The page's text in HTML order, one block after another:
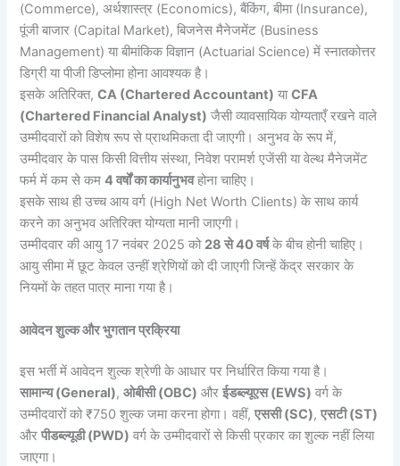
(Commerce), अर्थशास्त्र (Economics), बैंकिंग, बीमा (Insurance),
पूंजी बाजार (Capital Market), बिजनेस मैनेजमेंट (Business
Management) या बीमांकिक विज्ञान (Actuarial Science) में स्नातकोत्तर
डिग्री या पीजी डिप्लोमा होना आवश्यक है।
इसके अतिरिक्त,CA (Chartered Accountant) याCFA
(Chartered Financial Analyst) जैसी व्यावसायिक योग्यताएँ रखने वाले
उम्मीदवारों को विशेष रूप से प्राथमिकता दी जाएगी। अनुभव के रूप में,
उम्मीदवार के पास किसी वित्तीय संस्था, निवेश परामर्श एजेंसी या वेल्थ मैनेजमेंट
फर्म में कम से कम4 वर्षों का कार्यानुभवहोना चाहिए।
इसके साथ ही उच्च आय वर्ग (High Net Worth Clients) के साथ कार्य
करने का अनुभव अतिरिक्त योग्यता मानी जाएगी।
उम्मीदवार की आयु 17 नवंबर 2025 को 28 से 40 वर्षके बीच होनी चाहिए।
आयु सीमा में छूट केवल उन्हीं श्रेणियों को दी जाएगी जिन्हें केंद्र सरकार के
नियमों के तहत पात्र माना गया है।
आवेदन शुल्क और भुगतान प्रक्रिया
इस भर्ती में आवेदन शुल्क श्रेणी के आधार पर निर्धारित किया गया है।
सामान्य (General),ओबीसी (OBC) औरईडब्ल्यूएस (EWS) वर्ग के
उम्मीदवारों को ₹750 शुल्क जमा करना होगा। वहीं,एससी (SC),एसटी (ST)
औरपीडब्ल्यूडी (PWD) वर्ग के उम्मीदवारों से किसी प्रकार का शुल्क नहीं लिया
जाएगा।